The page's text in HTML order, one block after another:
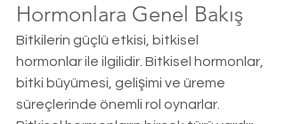
Hormonlara Genel Bakış
Bitkilerin güçlü etkisi, bitkisel
hormonlar ile ilgilidir. Bitkisel hormonlar,
bitki büyümesi, gelişimi ve üreme
süreçlerinde önemli rol oynarlar.